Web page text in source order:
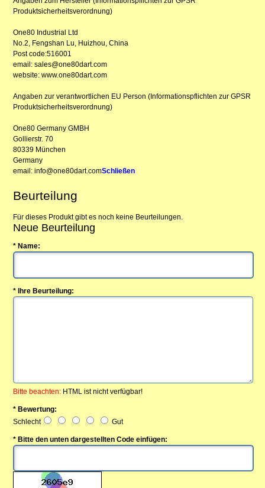
Produktsicherheitsverordnung)
One80 Industrial Ltd
No.2, Fengshan Lu, Huizhou, China
Post code:516001
email: sales@one80dart.com
website: www.one80dart.com
Angaben zur verantwortlichen EU Person (Informationspflichten zur GPSR
Produktsicherheitsverordnung)
One80 Germany GMBH
Gollierstr. 70
80339 München
Germany
email: info@one80dart.comSchließen
Beurteilung
Für dieses Produkt gibt es noch keine Beurteilungen.
Neue Beurteilung
* Name:
* Ihre Beurteilung:
Bitte beachten: HTML ist nicht verfügbar!
* Bewertung:
Schlecht
Gut
* Bitte den unten dargestellten Code einfügen: